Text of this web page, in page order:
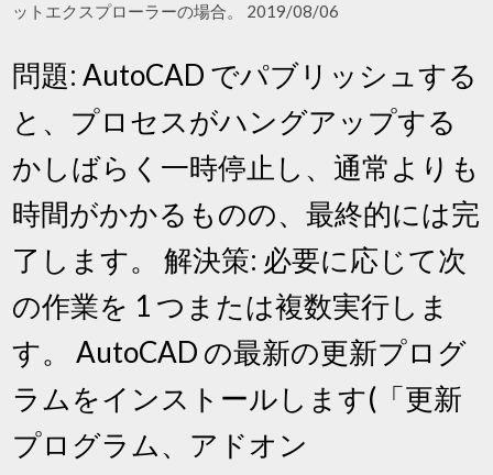
ットエクスプローラーの場合。 2019/08/06
問題: AutoCAD でパブリッシュする
と、プロセスがハングアップする
かしばらく一時停止し、通常よりも
時間がかかるものの、最終的には完
了します。 解決策: 必要に応じて次
の作業を 1 つまたは複数実行しま
す。 AutoCAD の最新の更新プログ
ラムをインストールします(「更新
プログラム、アドオン